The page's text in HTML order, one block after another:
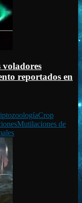
reportados en
Crop
Mutilaciones de